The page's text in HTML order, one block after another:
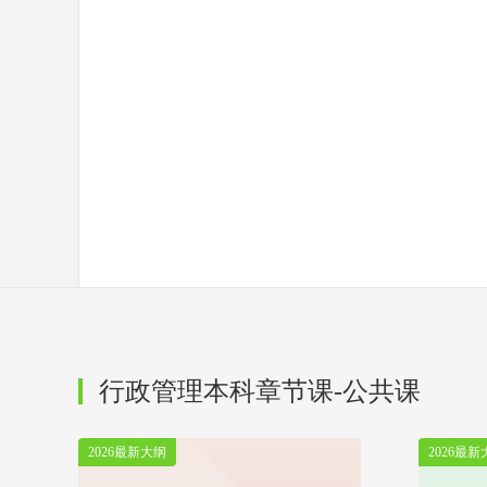
行政管理本科章节课-公共课
2026最新大纲 2026最新